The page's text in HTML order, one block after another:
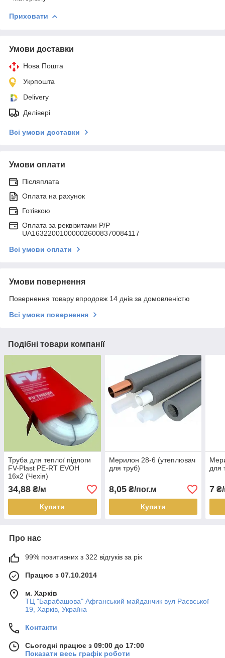
Приховати
Умови доставки
Нова Пошта
Укрпошта
Delivery
Делівері
Всі умови доставки
Умови оплати
Післяплата
Оплата на рахунок
Готівкою
Оплата за реквізитами P/Р
UA163220010000026008370084117
Всі умови оплати
Умови повернення
Повернення товару впродовж 14 днів за домовленістю
Всі умови повернення
Подібні товари компанії
Труба для теплої підлоги
FV-Plast PE-RT EVOH
16х2 (Чехія)
34,88 ₴/м
Купити
Мерилон 28-6 (утеплювач
для труб)
8,05₴/пог.м
Купити
для
7 ₴/
Про нас
99% позитивних з 322 відгуків за рік
Працює з 07.10.2014
м. Харків
ТЦ "Барабашова" Афганський майданчик вул Раєвської
19, Харків, Україна
Контакти
Сьогодні працює з 09:00 до 17:00
Показати весь графік роботи